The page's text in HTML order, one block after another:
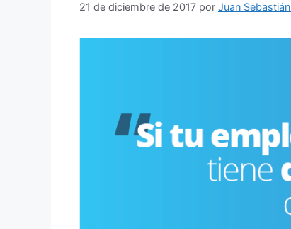
21 de diciembre de 2017 por Juan